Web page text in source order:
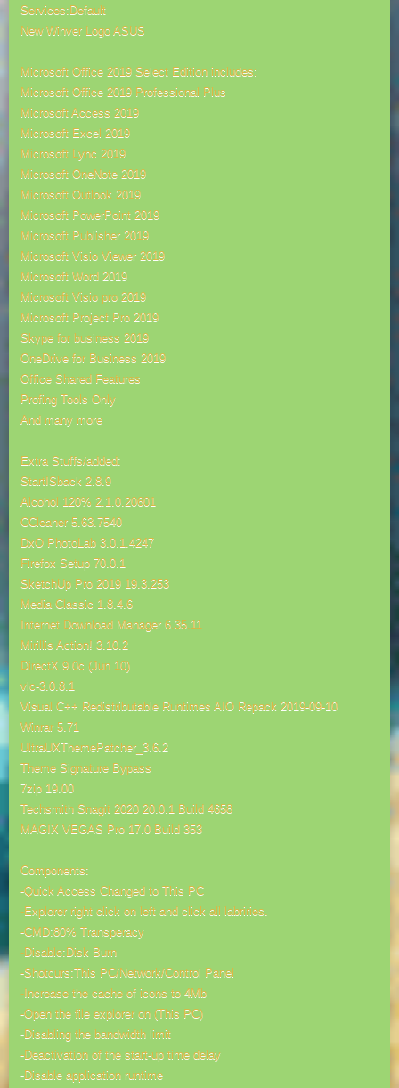
Services:Default
New Winver Logo ASUS
Microsoft Office 2019 Select Edition includes:
Microsoft Office 2019 Professional Plus
Microsoft Access 2019
Microsoft Excel 2019
Microsoft Lync 2019
Microsoft OneNote 2019
Microsoft Outlook 2019
Microsoft PowerPoint 2019
Microsoft Publisher 2019
Microsoft Visio Viewer 2019
Microsoft Word 2019
Microsoft Visio pro 2019
Microsoft Project Pro 2019
Skype for business 2019
OneDrive for Business 2019
Office Shared Features
Profing Tools Only
And many more
Extra Stuffs/added:
StartISback 2.8.9
Alcohol 120% 2.1.0.20601
CCleaner 5.63.7540
DxO PhotoLab 3.0.1.4247
Firefox Setup 70.0.1
SketchUp Pro 2019 19.3.253
Media Classic 1.8.4.6
Internet Download Manager 6.35.11
Mirillis Action! 3.10.2
DirectX 9.0c (Jun 10)
vlc-3.0.8.1
Visual C++ Redistributable Runtimes AIO Repack 2019-09-10
Winrar 5.71
UltraUXThemePatcher_3.6.2
Theme Signature Bypass
7zip 19.00
Techsmith Snagit 2020 20.0.1 Build 4658
MAGIX VEGAS Pro 17.0 Build 353
Components:
-Quick Access Changed to This PC
-Explorer right click on left and click all labriries.
-CMD:80% Transperacy
-Disable:Disk Burn
-Shotcurs:This PC/Network/Control Panel
-Increase the cache of icons to 4Mb
-Open the file explorer on (This PC)
-Disabling the bandwidth limit
-Deactivation of the start-up time delay
-Disable application runtime